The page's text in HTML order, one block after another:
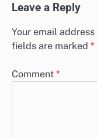
Leave a Reply
Your email
fields are marked *
Comment *